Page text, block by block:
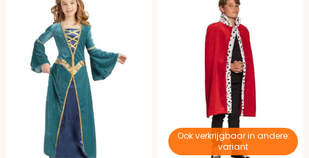
Ook verkrijgbaar in andere:
variant